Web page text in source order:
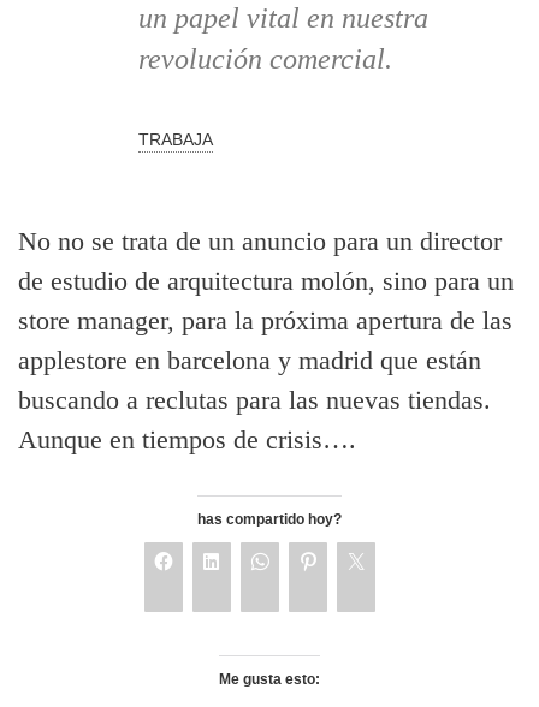
un papel vital en nuestra
revolución comercial.
TRABAJA
No no se trata de un anuncio para un director
de estudio de arquitectura molón, sino para un
store manager, para la próxima apertura de las
applestore en barcelona y madrid que están
buscando a reclutas para las nuevas tiendas.
Aunque en tiempos de crisis….
has compartido hoy?
Me gusta esto: